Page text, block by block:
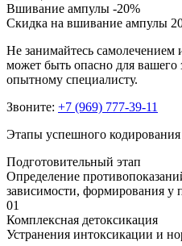
Вшивание ампулы -20%
Скидка на вшивание ампулы
Не занимайтесь самолечением
может быть опасно для вашего
опытному специалисту.
Звоните: +7 (969) 777-39-11
Этапы успешного кодирования
Подготовительный этап
Определение
зависимости, формирования у
01
Комплексная детоксикация
Устранения интоксикации и